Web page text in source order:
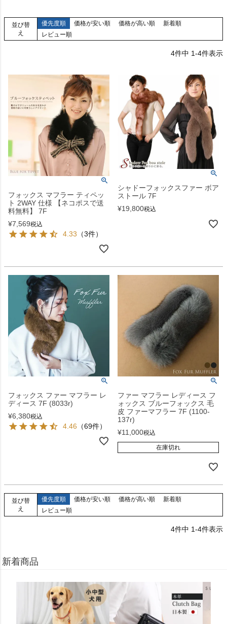
並び替
え
優先度順 価格が安い順 価格が高い順
新着順
レビュー順
4件中 1-4件表示
フォックス マフラー ティペッ
ト 2WAY 仕様 【ネコポスで送
料無料】 7F
¥7,569税込
4.33 （3件）
シャドーフォックスファー ボア
ストール 7F
¥19,800税込
フォックス ファー マフラー レ
ディース 7F (8033r)
¥6,380税込
4.46 （69件）
ファー マフラー レディース フ
ォックス ブルーフォックス 毛
皮 ファーマフラー 7F (1100-
137r)
¥11,000税込
在庫切れ
並び替
え
優先度順 価格が安い順 価格が高い順
新着順
レビュー順
4件中 1-4件表示
新着商品